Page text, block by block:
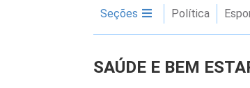
Seções Política
SAÚDE E BEM